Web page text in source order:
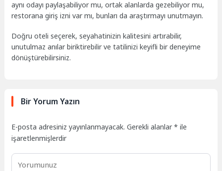
aynı odayı paylaşabiliyor mu, ortak alanlarda gezebiliyor mu,
restorana giriş izni var mı, bunları da araştırmayı unutmayın.
Doğru oteli seçerek, seyahatinizin kalitesini artırabilir,
unutulmaz anılar biriktirebilir ve tatilinizi keyifli bir deneyime
dönüştürebilirsiniz.
Bir Yorum Yazın
E-posta adresiniz yayınlanmayacak. Gerekli alanlar* ile
işaretlenmişlerdir